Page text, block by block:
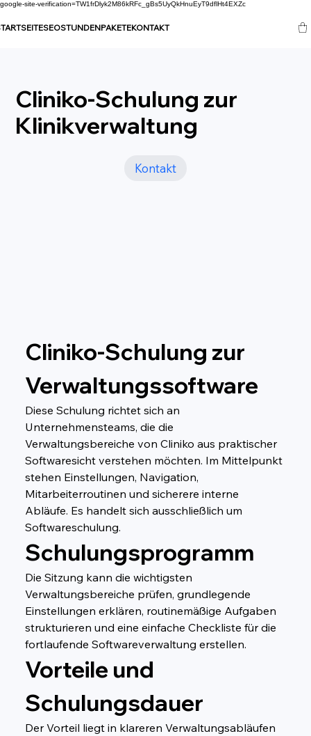
google-site-verification=TW1frDlyk2M86kRFc_gBs5UyQkHnuEyT9dflHt4EXZc
SEOSTUNDENPAKETEKONTAKT
Cliniko-Schulung zur
Klinikverwaltung
Kontakt
Cliniko-Schulung zur
Verwaltungssoftware
Diese Schulung richtet sich an
Unternehmensteams, die die
Verwaltungsbereiche von Cliniko aus praktischer
Softwaresicht verstehen möchten. Im Mittelpunkt
stehen Einstellungen, Navigation,
Mitarbeiterroutinen und sicherere interne
Abläufe. Es handelt sich ausschließlich um
Softwareschulung.
Schulungsprogramm
Die Sitzung kann die wichtigsten
Verwaltungsbereiche prüfen, grundlegende
Einstellungen erklären, routinemäßige Aufgaben
strukturieren und eine einfache Checkliste für die
fortlaufende Softwareverwaltung erstellen.
Vorteile und
Schulungsdauer
Der Vorteil liegt in klareren Verwaltungsabläufen